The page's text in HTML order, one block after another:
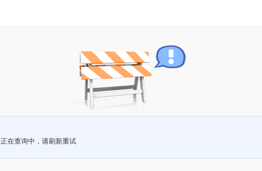
正在查询中，请刷新重试